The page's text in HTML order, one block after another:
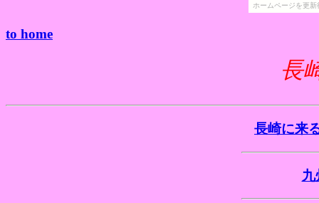
ホームページを更
to home
長
長崎に来
九